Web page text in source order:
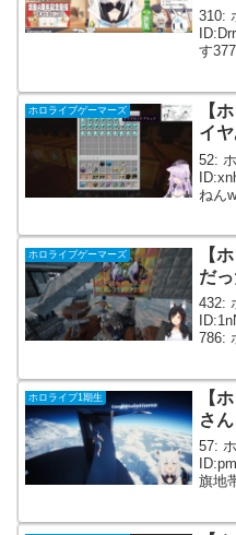
好
310:
す
ホロライブゲーマーズ
【
イ
52:
ねん
ホロライブゲーマーズ
【
だ
432:
786:
ホロライブ1期生
【
さん
57:
旗地